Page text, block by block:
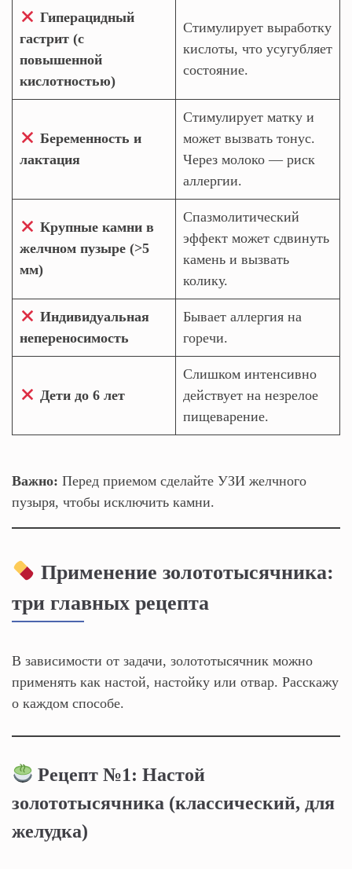
Гиперацидный
гастрит (с
повышенной
кислотностью)
Стимулирует выработку
кислоты, что усугубляет
состояние.
Беременность и
лактация
Стимулирует матку и
может вызвать тонус.
Через молоко — риск
аллергии.
Крупные камни в
желчном пузыре (>5
мм)
Спазмолитический
эффект может сдвинуть
камень и вызвать
колику.
Индивидуальная
непереносимость
Бывает аллергия на
горечи.
Дети до 6 лет
Слишком интенсивно
действует на незрелое
пищеварение.
Важно: Перед приемом сделайте УЗИ желчного
пузыря, чтобы исключить камни.
Применение золототысячника:
три главных рецепта
В зависимости от задачи, золототысячник можно
применять как настой, настойку или отвар. Расскажу
о каждом способе.
Рецепт №1: Настой
золототысячника (классический, для
желудка)